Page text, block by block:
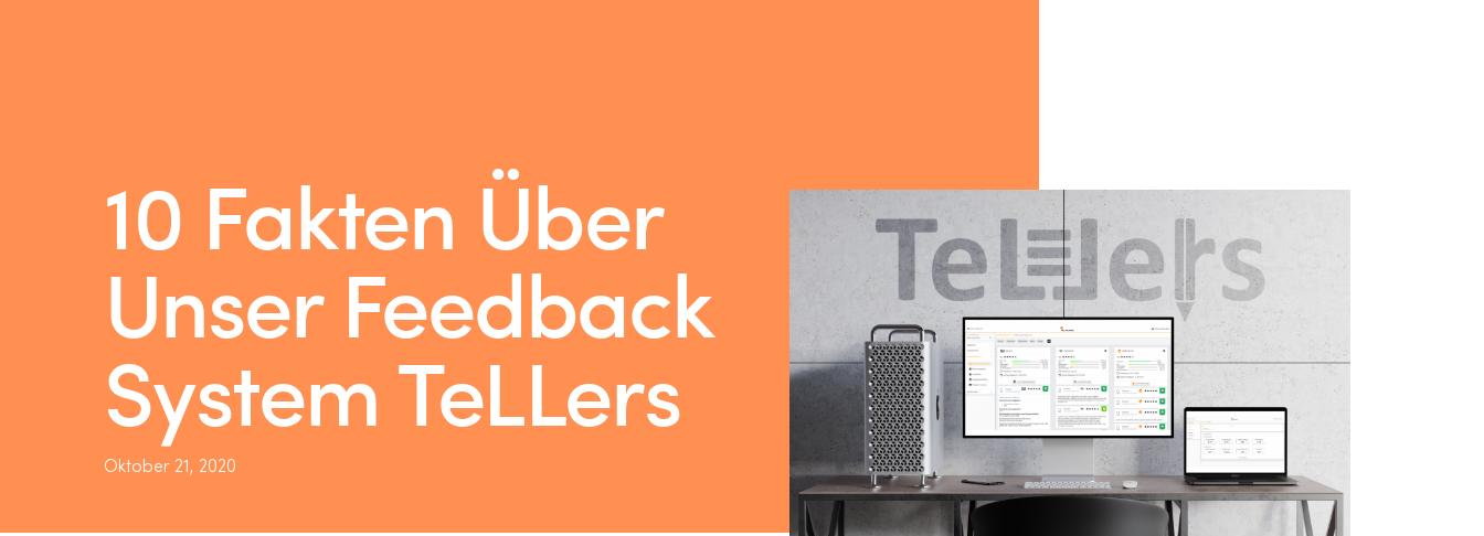
10 Fakten Über
Unser Feedback
System TeLLers
Oktober 21, 2020